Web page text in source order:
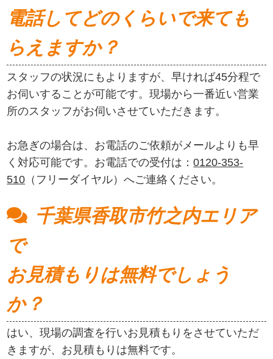
電話してどのくらいで来ても
らえますか？
スタッフの状況にもよりますが、早ければ45分程で
お伺いすることが可能です。現場から一番近い営業
所のスタッフがお伺いさせていただきます。
お急ぎの場合は、お電話のご依頼がメールよりも早
く対応可能です。お電話での受付は：0120-353-
510 （フリーダイヤル）へご連絡ください。
千葉県香取市竹之内エリア
で
お見積もりは無料でしょう
か？
はい、現場の調査を行いお見積もりをさせていただ
きますが、お見積もりは無料です。